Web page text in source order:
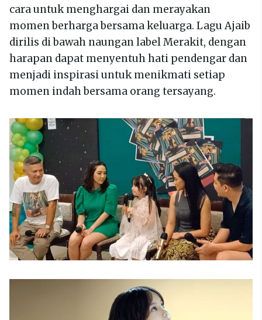
cara untuk menghargai dan merayakan
momen berharga bersama keluarga. Lagu Ajaib
dirilis di bawah naungan label Merakit, dengan
harapan dapat menyentuh hati pendengar dan
menjadi inspirasi untuk menikmati setiap
momen indah bersama orang tersayang.